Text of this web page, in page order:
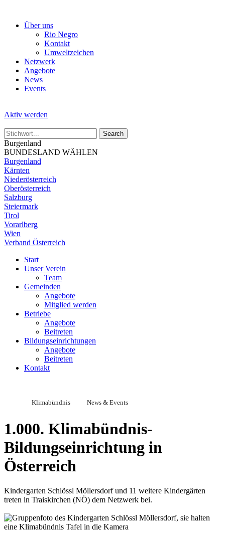
Über uns
Rio Negro
Kontakt
Umweltzeichen
Netzwerk
Angebote
News
Events
Aktiv werden
Burgenland
BUNDESLAND WÄHLEN
Burgenland
Kärnten
Niederösterreich
Oberösterreich
Salzburg
Steiermark
Tirol
Vorarlberg
Wien
Verband Österreich
Start
Unser Verein
Team
Gemeinden
Angebote
Mitglied werden
Betriebe
Angebote
Beitreten
Bildungseinrichtungen
Angebote
Beitreten
Kontakt
Klimabündnis News & Events
1.000. Klimabündnis-
Bildungseinrichtung in
Österreich
Kindergarten Schlössl Möllersdorf und 11 weitere Kindergärten
treten in Traiskirchen (NÖ) dem Netzwerk bei.